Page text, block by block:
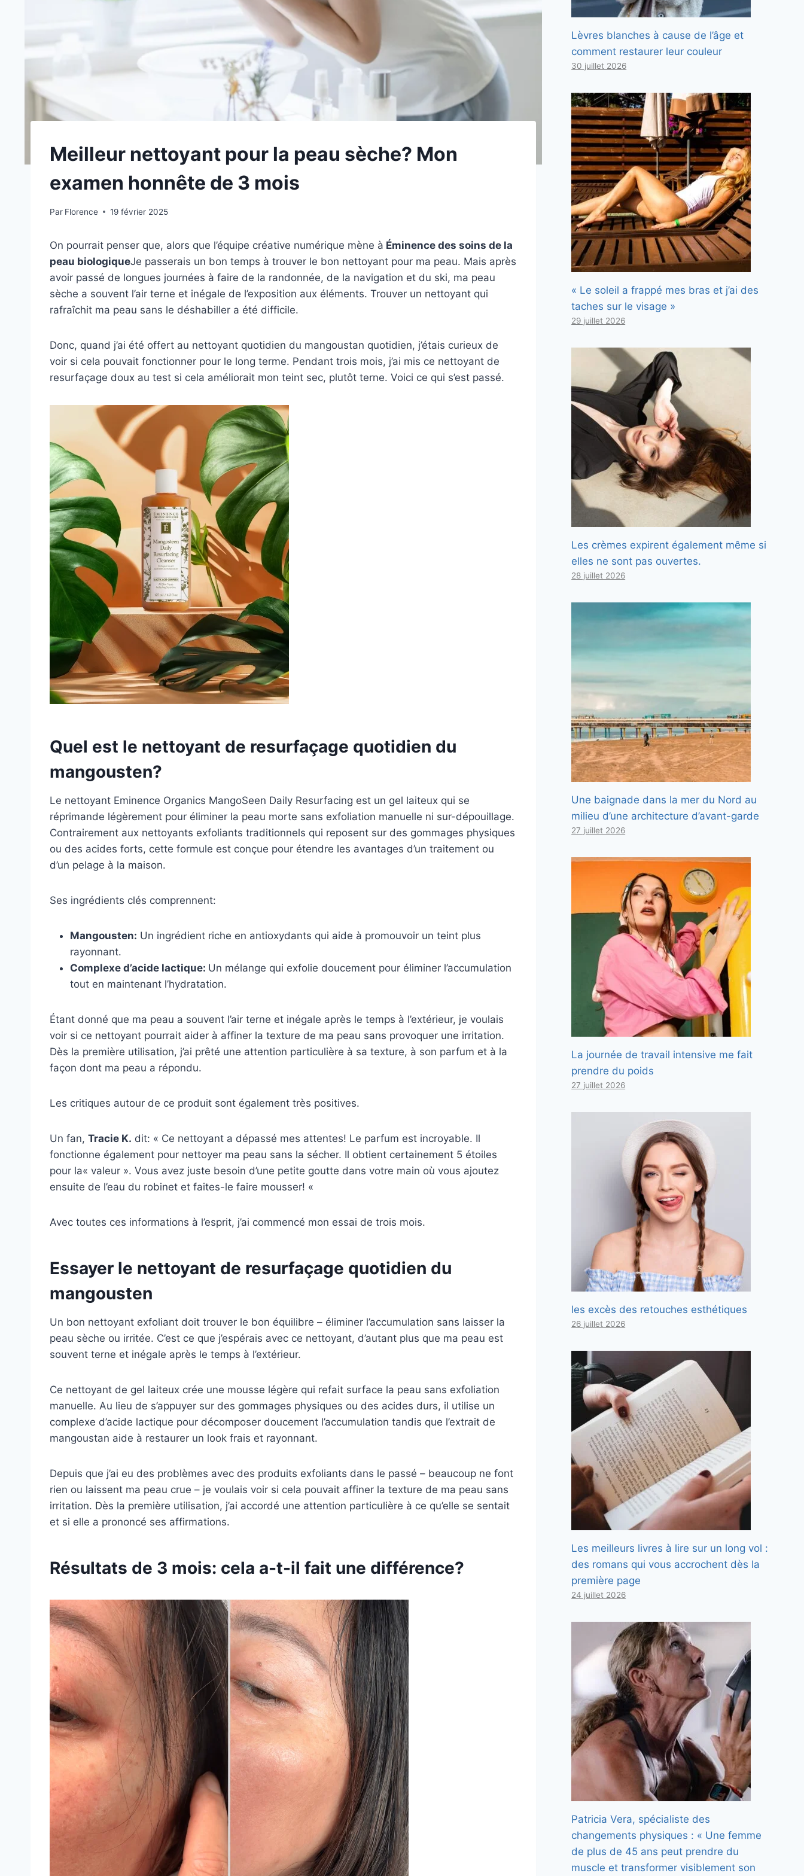
Meilleur nettoyant pour la peau sèche? Mon
examen honnête de 3 mois
Par Florence 19 février 2025
On pourrait penser que, alors que l’équipe créative numérique mène à Éminence des soins de la
peau biologiqueJe passerais un bon temps à trouver le bon nettoyant pour ma peau. Mais après
avoir passé de longues journées à faire de la randonnée, de la navigation et du ski, ma peau
sèche a souvent l’air terne et inégale de l’exposition aux éléments. Trouver un nettoyant qui
rafraîchit ma peau sans le déshabiller a été difficile.
Donc, quand j’ai été offert au nettoyant quotidien du mangoustan quotidien, j’étais curieux de
voir si cela pouvait fonctionner pour le long terme. Pendant trois mois, j’ai mis ce nettoyant de
resurfaçage doux au test si cela améliorait mon teint sec, plutôt terne. Voici ce qui s’est passé.
Quel est le nettoyant de resurfaçage quotidien du
mangousten?
Le nettoyant Eminence Organics MangoSeen Daily Resurfacing est un gel laiteux qui se
réprimande légèrement pour éliminer la peau morte sans exfoliation manuelle ni sur-dépouillage.
Contrairement aux nettoyants exfoliants traditionnels qui reposent sur des gommages physiques
ou des acides forts, cette formule est conçue pour étendre les avantages d’un traitement ou
d’un pelage à la maison.
Ses ingrédients clés comprennent:
Mangousten: Un ingrédient riche en antioxydants qui aide à promouvoir un teint plus
rayonnant.
Complexe d’acide lactique: Un mélange qui exfolie doucement pour éliminer l’accumulation
tout en maintenant l’hydratation.
Étant donné que ma peau a souvent l’air terne et inégale après le temps à l’extérieur, je voulais
voir si ce nettoyant pourrait aider à affiner la texture de ma peau sans provoquer une irritation.
Dès la première utilisation, j’ai prêté une attention particulière à sa texture, à son parfum et à la
façon dont ma peau a répondu.
Les critiques autour de ce produit sont également très positives.
Un fan, Tracie K. dit: « Ce nettoyant a dépassé mes attentes! Le parfum est incroyable. Il
fonctionne également pour nettoyer ma peau sans la sécher. Il obtient certainement 5 étoiles
pour la« valeur ». Vous avez juste besoin d’une petite goutte dans votre main où vous ajoutez
ensuite de l’eau du robinet et faites-le faire mousser! «
Avec toutes ces informations à l’esprit, j’ai commencé mon essai de trois mois.
Essayer le nettoyant de resurfaçage quotidien du
mangousten
Un bon nettoyant exfoliant doit trouver le bon équilibre – éliminer l’accumulation sans laisser la
peau sèche ou irritée. C’est ce que j’espérais avec ce nettoyant, d’autant plus que ma peau est
souvent terne et inégale après le temps à l’extérieur.
Ce nettoyant de gel laiteux crée une mousse légère qui refait surface la peau sans exfoliation
manuelle. Au lieu de s’appuyer sur des gommages physiques ou des acides durs, il utilise un
complexe d’acide lactique pour décomposer doucement l’accumulation tandis que l’extrait de
mangoustan aide à restaurer un look frais et rayonnant.
Depuis que j’ai eu des problèmes avec des produits exfoliants dans le passé – beaucoup ne font
rien ou laissent ma peau crue – je voulais voir si cela pouvait affiner la texture de ma peau sans
irritation. Dès la première utilisation, j’ai accordé une attention particulière à ce qu’elle se sentait
et si elle a prononcé ses affirmations.
Résultats de 3 mois: cela a-t-il fait une différence?
Lèvres blanches à cause de l’âge et
comment restaurer leur couleur
30 juillet 2026
« Le soleil a frappé mes bras et j’ai des
taches sur le visage »
29 juillet 2026
Les crèmes expirent également même si
elles ne sont pas ouvertes.
28 juillet 2026
Une baignade dans la mer du Nord au
milieu d’une architecture d’avant-garde
27 juillet 2026
La journée de travail intensive me fait
prendre du poids
27 juillet 2026
les excès des retouches esthétiques
26 juillet 2026
Les meilleurs livres à lire sur un long vol :
des romans qui vous accrochent dès la
première page
24 juillet 2026
Patricia Vera, spécialiste des
changements physiques : « Une femme
de plus de 45 ans peut prendre du
muscle et transformer visiblement son